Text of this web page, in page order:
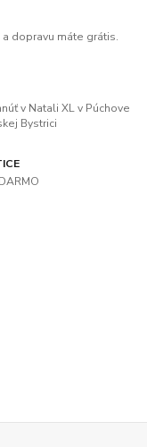
dopravu máte grátis.
v Natali XL v Púchove
Bystrici